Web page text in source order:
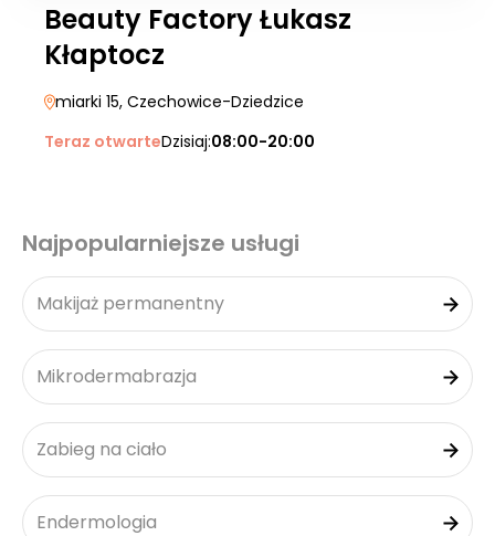
Beauty Factory Łukasz
Kłaptocz
miarki 15, Czechowice-Dziedzice
Teraz otwarteDzisiaj:08:00-20:00
Najpopularniejsze usługi
Makijaż permanentny
Mikrodermabrazja
Zabieg na ciało
Endermologia